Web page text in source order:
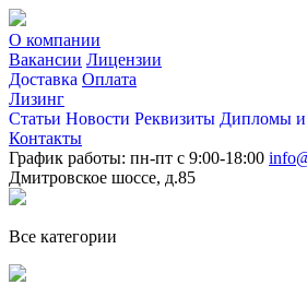
О компании
Вакансии Лицензии
Доставка Оплата
Лизинг
Статьи Новости Реквизиты Дипломы и
Контакты
График работы: пн-пт с 9:00-18:00
Дмитровское шоссе, д.85
Все категории